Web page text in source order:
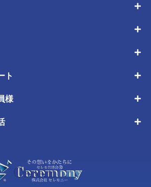
ト
様